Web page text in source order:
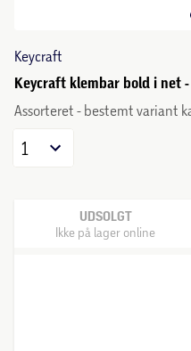
Keycraft
Keycraft klembar bold i net
Assorteret - bestemt variant
1
UDSOLGT
Ikke på lager online